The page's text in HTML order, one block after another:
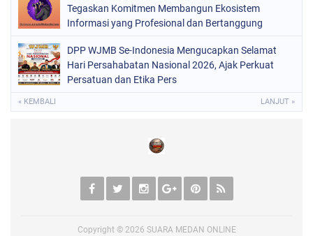
Tegaskan Komitmen Membangun Ekosistem
Informasi yang Profesional dan Bertanggung
DPP WJMB Se-Indonesia Mengucapkan Selamat
Hari Persahabatan Nasional 2026, Ajak Perkuat
Persatuan dan Etika Pers
« KEMBALI LANJUT »
Copyright © 2026 SUARA MEDAN ONLINE